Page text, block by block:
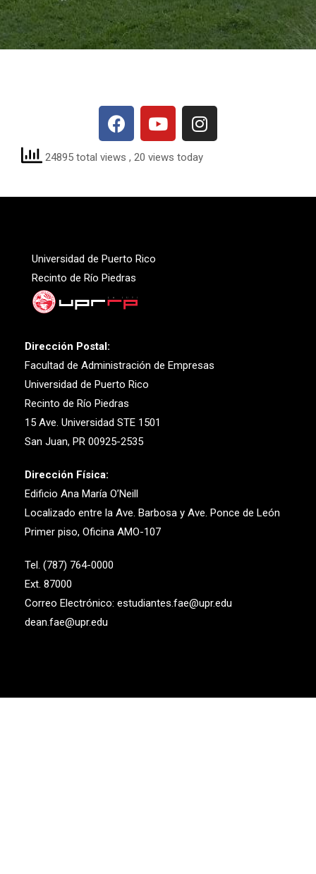
24895 total views , 20 views today
Universidad de Puerto Rico
Recinto de Río Piedras
Dirección Postal:
Facultad de Administración de Empresas
Universidad de Puerto Rico
Recinto de Río Piedras
15 Ave. Universidad STE 1501
San Juan, PR 00925-2535
Dirección Física:
Edificio Ana María O’Neill
Localizado entre la Ave. Barbosa y Ave. Ponce de León
Primer piso, Oficina AMO-107
Tel. (787) 764-0000
Ext. 87000
Correo Electrónico: estudiantes.fae@upr.edu
dean.fae@upr.edu